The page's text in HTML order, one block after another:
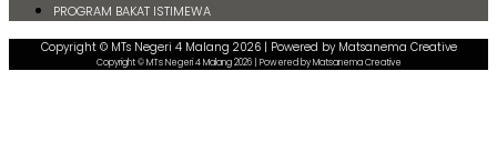
PROGRAM BAKAT ISTIMEWA
Copyright © MTs Negeri 4 Malang 2026 | Powered by Matsanema Creative
Copyright © MTs Negeri 4 Malang 2026 | Powered by Matsanema Creative